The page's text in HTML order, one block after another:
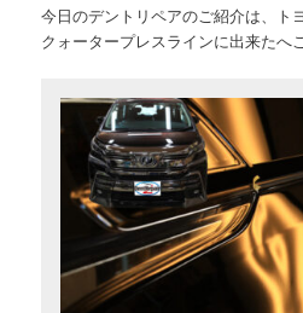
今日のデントリペアのご紹介は、ト
クォータープレスラインに出来たへ